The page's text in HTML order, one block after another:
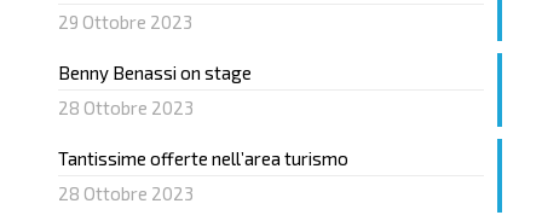
29 Ottobre 2023
Benny Benassi on stage
28 Ottobre 2023
Tantissime offerte nell’area turismo
28 Ottobre 2023